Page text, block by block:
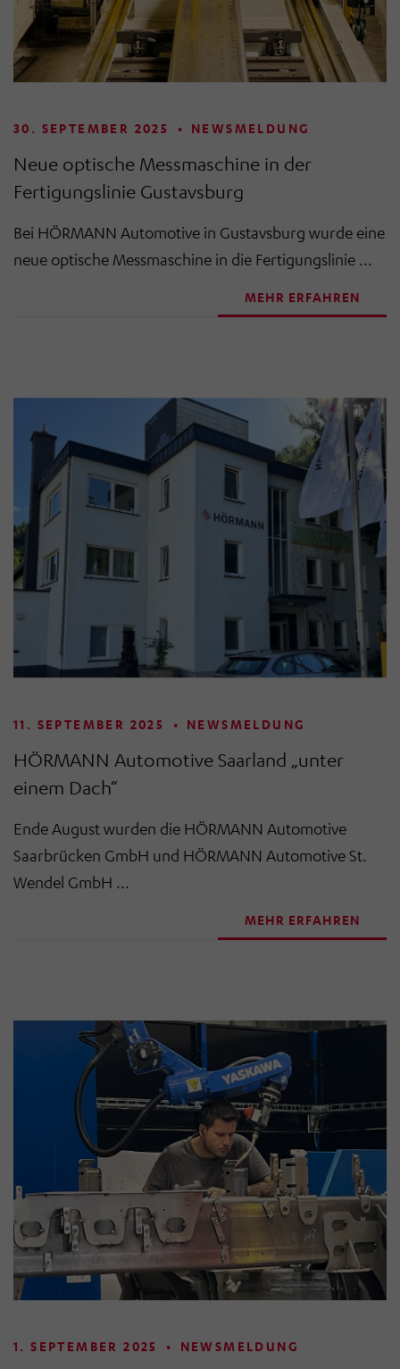
30. SEPTEMBER 2025 • NEWSMELDUNG
Neue optische Messmaschine in der
Fertigungslinie Gustavsburg
Bei HÖRMANN Automotive in Gustavsburg wurde eine
neue optische Messmaschine in die Fertigungslinie ...
MEHR ERFAHREN
11. SEPTEMBER 2025 • NEWSMELDUNG
HÖRMANN Automotive Saarland „unter
einem Dach“
Ende August wurden die HÖRMANN Automotive
Saarbrücken GmbH und HÖRMANN Automotive St.
Wendel GmbH ...
MEHR ERFAHREN
1. SEPTEMBER 2025 • NEWSMELDUNG